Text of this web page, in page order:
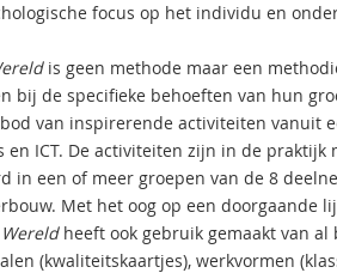
focus op het individu en
is geen methode maar een
bij de specifieke behoeften van hun
van inspirerende activiteiten vanuit
en ICT. De activiteiten zijn in de
in een of meer groepen van de 8
Met het oog op een doorgaande
heeft ook gebruik gemaakt van
(kwaliteitskaartjes), werkvormen